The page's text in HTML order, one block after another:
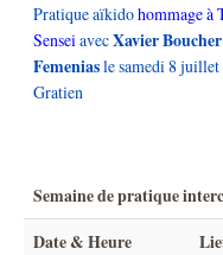
Pratique aïkidohommage à
SenseiavecXavier Boucher
Femeniasle samedi 8 juillet
Gratien
Semaine de pratique
Date & Heure